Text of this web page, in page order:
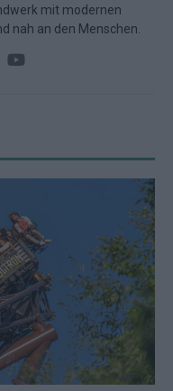
mit modernen
nah an den Menschen.